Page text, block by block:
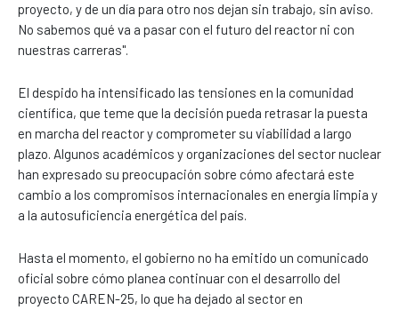
proyecto, y de un día para otro nos dejan sin trabajo, sin aviso.
No sabemos qué va a pasar con el futuro del reactor ni con
nuestras carreras".
El despido ha intensificado las tensiones en la comunidad
científica, que teme que la decisión pueda retrasar la puesta
en marcha del reactor y comprometer su viabilidad a largo
plazo. Algunos académicos y organizaciones del sector nuclear
han expresado su preocupación sobre cómo afectará este
cambio a los compromisos internacionales en energía limpia y
a la autosuficiencia energética del país.
Hasta el momento, el gobierno no ha emitido un comunicado
oficial sobre cómo planea continuar con el desarrollo del
proyecto CAREN-25, lo que ha dejado al sector en